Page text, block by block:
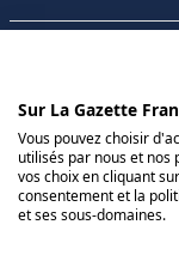
CGU/CGV
Données
Charte sur les
Sur La Gazette
Vous pouvez choisir
utilisés par nous et
vos choix en cliquant
consentement et la
et ses sous-domaines.